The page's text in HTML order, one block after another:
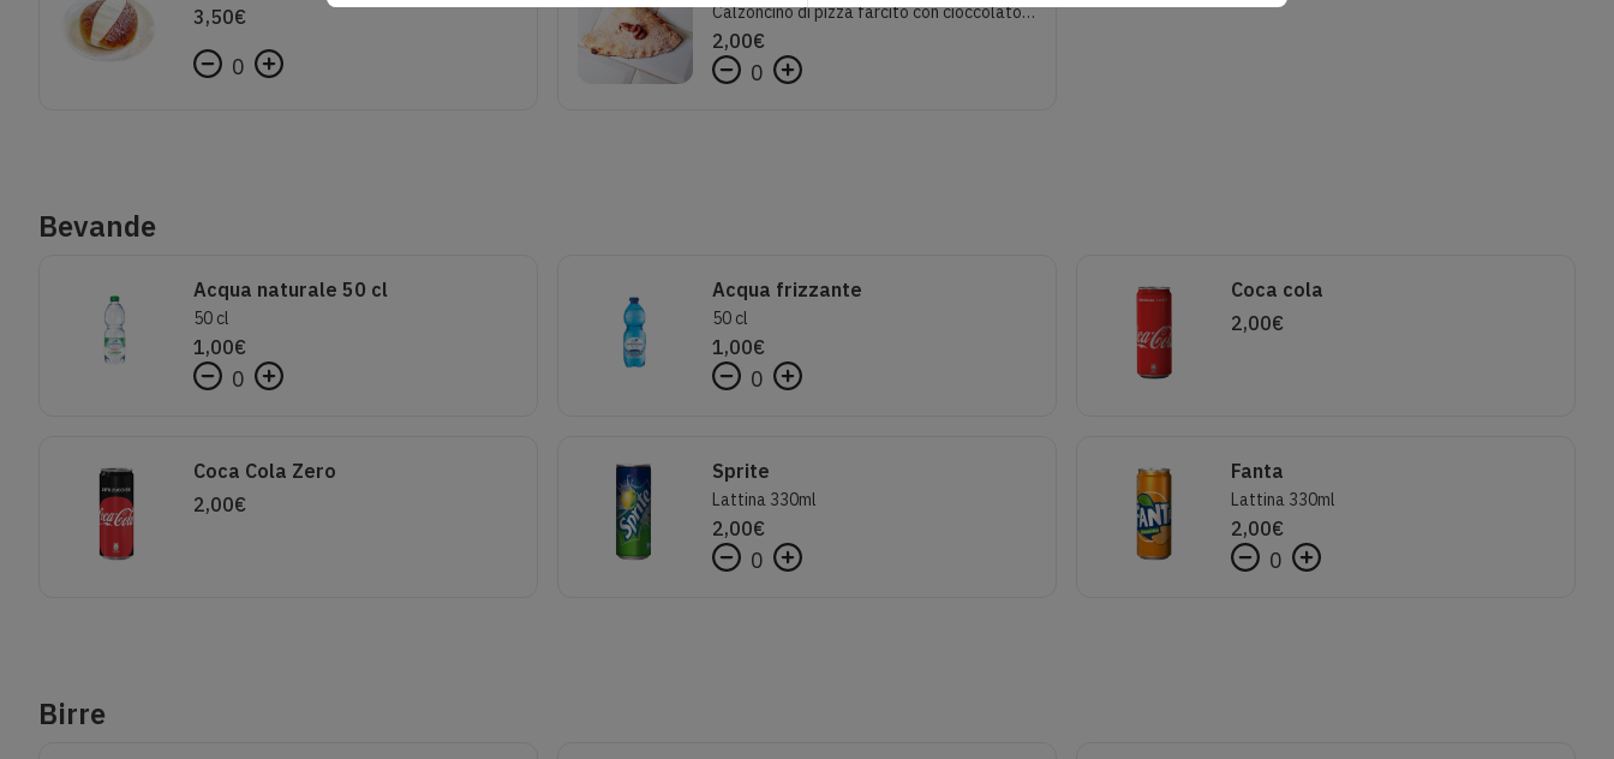
3,50€
0
Calzoncino di pizza farcito con cioccolato al latte e zucchero a velo
2,00€
0
Bevande
Acqua naturale 50 cl
50 cl
1,00€
0
Acqua frizzante
50 cl
1,00€
0
Coca cola
2,00€
Coca Cola Zero
2,00€
Sprite
Lattina 330ml
2,00€
0
Fanta
Lattina 330ml
2,00€
0
Birre